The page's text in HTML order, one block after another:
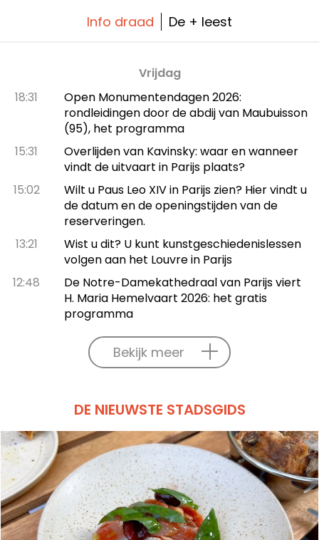
Info draad De + leest
Vrijdag
18:31
Open Monumentendagen 2026:
rondleidingen door de abdij van Maubuisson
(95), het programma
15:31
Overlijden van Kavinsky: waar en wanneer
vindt de uitvaart in Parijs plaats?
15:02
Wilt u Paus Leo XIV in Parijs zien? Hier vindt u
de datum en de openingstijden van de
reserveringen.
13:21
Wist u dit? U kunt kunstgeschiedenislessen
volgen aan het Louvre in Parijs
12:48
De Notre-Damekathedraal van Parijs viert
H. Maria Hemelvaart 2026: het gratis
programma
Bekijk meer
DE NIEUWSTE STADSGIDS